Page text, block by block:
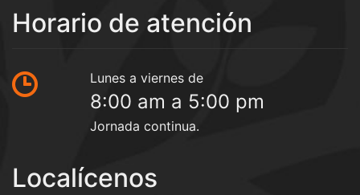
Horario de atención
Lunes a viernes de
8:00 am a 5:00 pm
Jornada continua.
Localícenos